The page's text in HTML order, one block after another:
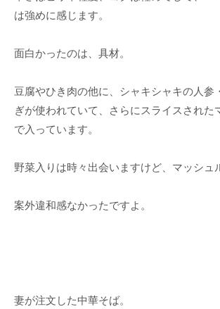
は強めに感じます。
面白かったのは、具材。
豆腐やひき肉の他に、シャキシャキの人参
ぎが使われていて、さらにスライスされた
で入っています。
野菜入りは時々出会いますけど、マッシュ
案外違和感なかったですよ。
妻が注文した中華そば。